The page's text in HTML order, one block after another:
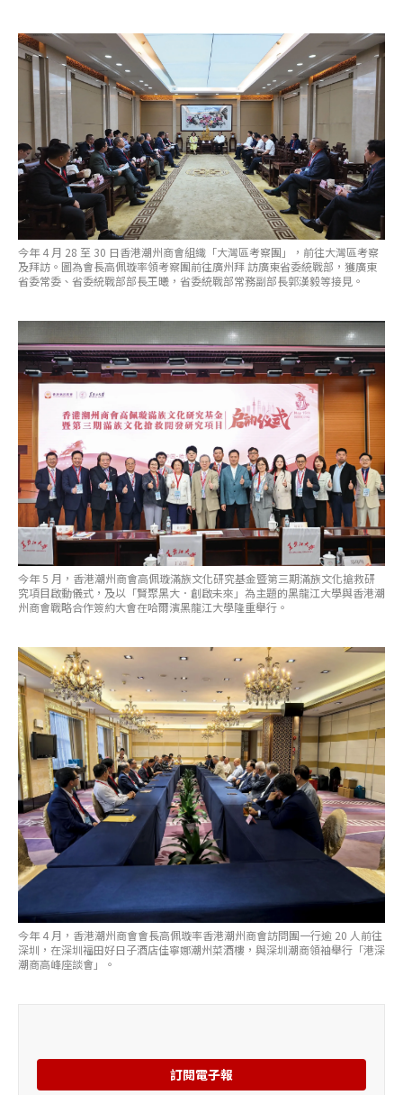
今年 4 月 28 至 30 日香港潮州商會組織「大灣區考察團」，前往大灣區考察
及拜訪。圖為會長高佩璇率領考察團前往廣州拜 訪廣東省委統戰部，獲廣東
省委常委、省委統戰部部長王曦，省委統戰部常務副部長郭漢毅等接見。
今年 5 月，香港潮州商會高佩璇滿族文化研究基金暨第三期滿族文化搶救研
究項目啟動儀式，及以「賢聚黑大．創啟未來」為主題的黑龍江大學與香港潮
州商會戰略合作簽約大會在哈爾濱黑龍江大學隆重舉行。
今年 4 月，香港潮州商會會長高佩璇率香港潮州商會訪問團一行逾 20 人前往
深圳，在深圳福田好日子酒店佳寧娜潮州菜酒樓，與深圳潮商領袖舉行「港深
潮商高峰座談會」。
訂閱電子報